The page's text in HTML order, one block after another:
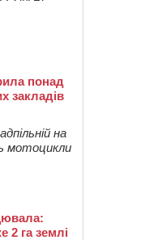
понад
закладів
на
мотоцикли
2 га землі